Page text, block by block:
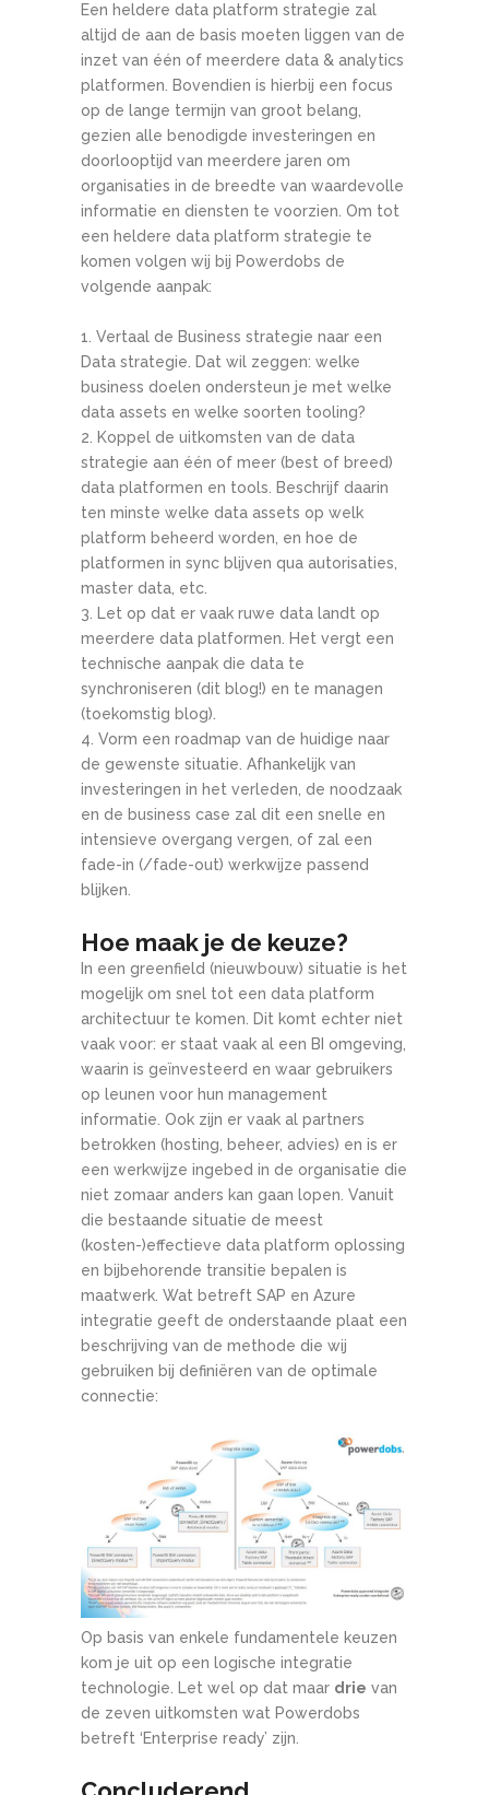
Een heldere data platform strategie zal
altijd de aan de basis moeten liggen van de
inzet van één of meerdere data & analytics
platformen. Bovendien is hierbij een focus
op de lange termijn van groot belang,
gezien alle benodigde investeringen en
doorlooptijd van meerdere jaren om
organisaties in de breedte van waardevolle
informatie en diensten te voorzien. Om tot
een heldere data platform strategie te
komen volgen wij bij Powerdobs de
volgende aanpak:
Vertaal de Business strategie naar een
Data strategie. Dat wil zeggen: welke
business doelen ondersteun je met welke
data assets en welke soorten tooling?
Koppel de uitkomsten van de data
strategie aan één of meer (best of breed)
data platformen en tools. Beschrijf daarin
ten minste welke data assets op welk
platform beheerd worden, en hoe de
platformen in sync blijven qua autorisaties,
master data, etc.
Let op dat er vaak ruwe data landt op
meerdere data platformen. Het vergt een
technische aanpak die data te
synchroniseren (dit blog!) en te managen
(toekomstig blog).
Vorm een roadmap van de huidige naar
de gewenste situatie. Afhankelijk van
investeringen in het verleden, de noodzaak
en de business case zal dit een snelle en
intensieve overgang vergen, of zal een
fade-in (/fade-out) werkwijze passend
blijken.
Hoe maak je de keuze?
In een greenfield (nieuwbouw) situatie is het
mogelijk om snel tot een data platform
architectuur te komen. Dit komt echter niet
vaak voor: er staat vaak al een BI omgeving,
waarin is geïnvesteerd en waar gebruikers
op leunen voor hun management
informatie. Ook zijn er vaak al partners
betrokken (hosting, beheer, advies) en is er
een werkwijze ingebed in de organisatie die
niet zomaar anders kan gaan lopen. Vanuit
die bestaande situatie de meest
(kosten-)effectieve data platform oplossing
en bijbehorende transitie bepalen is
maatwerk. Wat betreft SAP en Azure
integratie geeft de onderstaande plaat een
beschrijving van de methode die wij
gebruiken bij definiëren van de optimale
connectie:
Op basis van enkele fundamentele keuzen
kom je uit op een logische integratie
technologie. Let wel op dat maar drie van
de zeven uitkomsten wat Powerdobs
betreft ‘Enterprise ready’ zijn.